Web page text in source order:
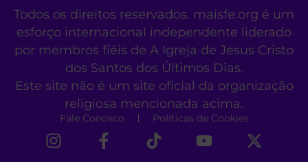
Todos os direitos reservados. maisfe.org é um
esforço internacional independente liderado
por membros fiéis de A Igreja de Jesus Cristo
dos Santos dos Últimos Dias.
Este site não é um site oficial da organização
religiosa mencionada acima.
Fale Conosco Políticas de Cookies